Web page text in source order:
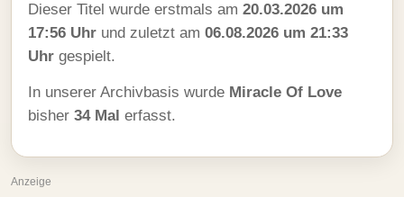
Dieser Titel wurde erstmals am 20.03.2026 um
17:56 Uhr und zuletzt am 06.08.2026 um 21:33
Uhr gespielt.
In unserer Archivbasis wurde Miracle Of Love
bisher 34 Mal erfasst.
Anzeige